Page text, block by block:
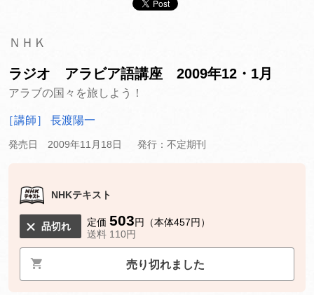
ＮＨＫ
ラジオ アラビア語講座 2009年12・1月
アラブの国々を旅しよう！
［講師］ 長渡陽一
発売日 2009年11月18日 発行：不定期刊
NHKテキスト
品切れ 定価 503円（本体457円）
送料 110円
売り切れました